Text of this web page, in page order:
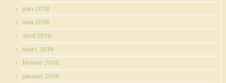
juin 2018
mai 2018
avril 2018
mars 2018
février 2018
janvier 2018